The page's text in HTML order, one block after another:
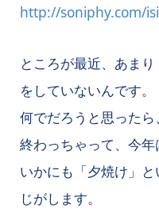
http://soniphy.com/
ところが最近、あま
をしていないんです。
何でだろうと思った
終わっちゃって、今年
いかにも「夕焼け」
じがします。